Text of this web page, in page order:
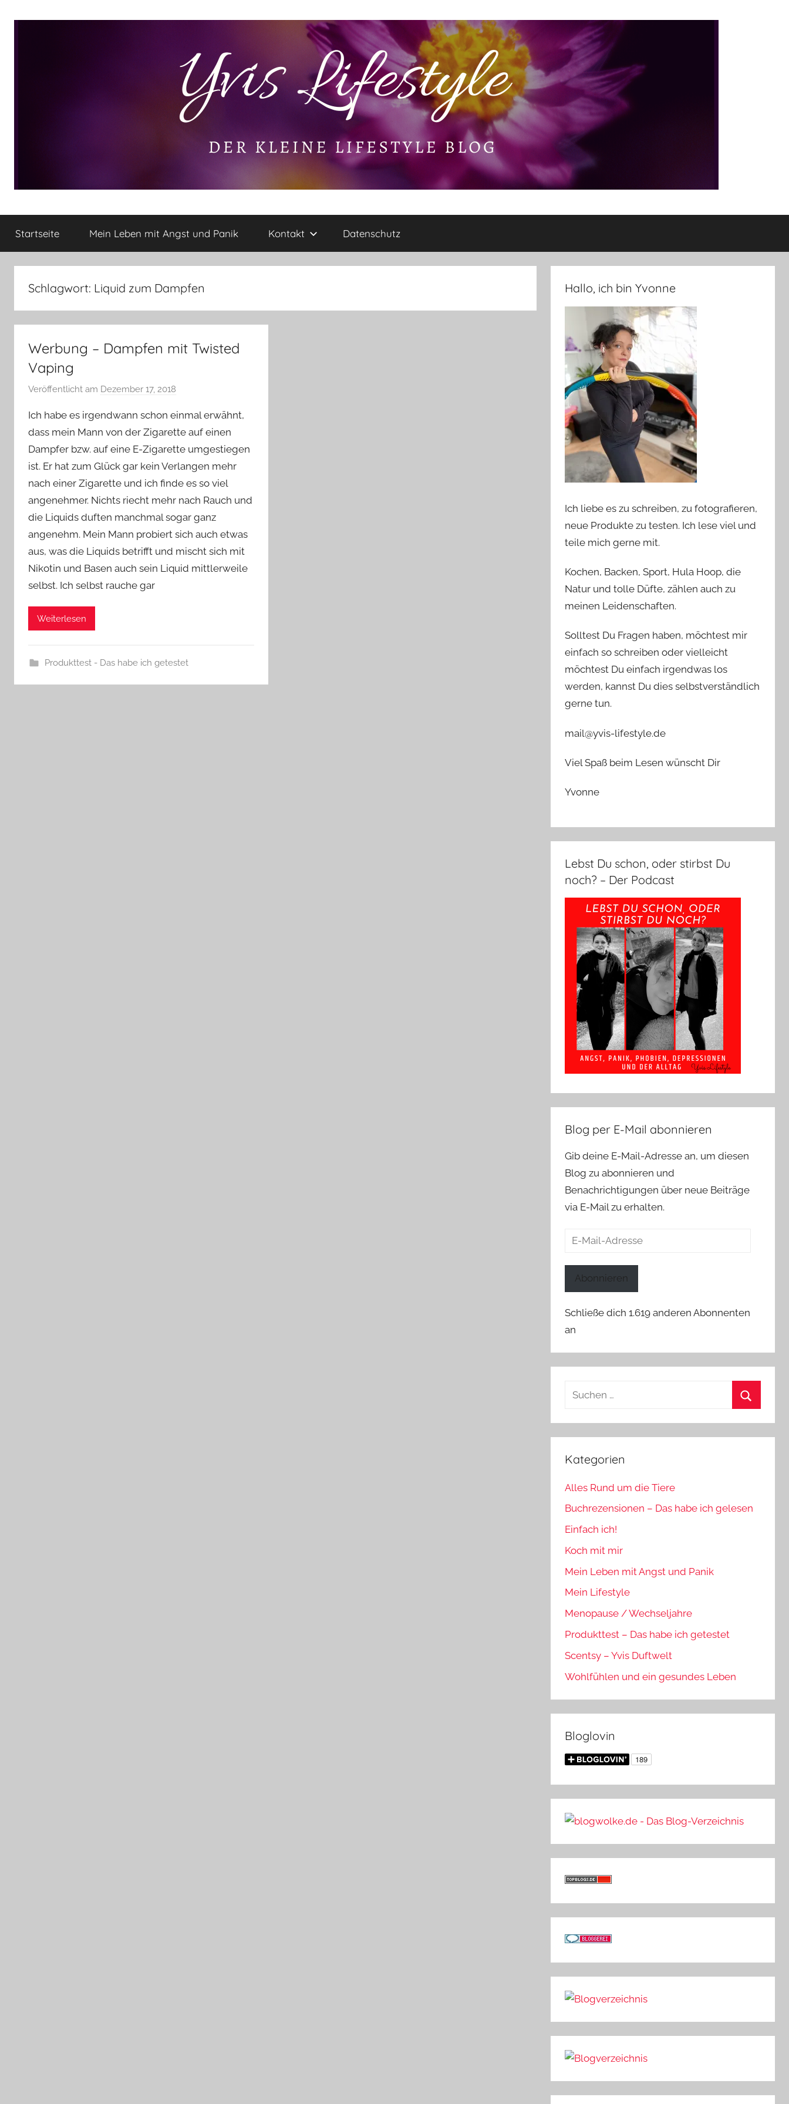
Yvis
Lifestyle
kleine
Lifestyle
Rezensionen,
Produkttests
und
mehr
Startseite Mein Leben mit Angst und Panik Kontakt Datenschutz
Schlagwort: Liquid zum Dampfen
Werbung – Dampfen mit Twisted
Vaping
Veröffentlicht am Dezember 17, 2018
n
Y
v
o
n
n
Ich habe es irgendwann schon einmal erwähnt,
dass mein Mann von der Zigarette auf einen
Dampfer bzw. auf eine E-Zigarette umgestiegen
ist. Er hat zum Glück gar kein Verlangen mehr
nach einer Zigarette und ich finde es so viel
angenehmer. Nichts riecht mehr nach Rauch und
die Liquids duften manchmal sogar ganz
angenehm. Mein Mann probiert sich auch etwas
aus, was die Liquids betrifft und mischt sich mit
Nikotin und Basen auch sein Liquid mittlerweile
selbst. Ich selbst rauche gar
Weiterlesen
Produkttest - Das habe ich getestet
Hallo, ich bin Yvonne
Ich liebe es zu schreiben, zu fotografieren,
neue Produkte zu testen. Ich lese viel und
teile mich gerne mit.
Kochen, Backen, Sport, Hula Hoop, die
Natur und tolle Düfte, zählen auch zu
meinen Leidenschaften.
Solltest Du Fragen haben, möchtest mir
einfach so schreiben oder vielleicht
möchtest Du einfach irgendwas los
werden, kannst Du dies selbstverständlich
gerne tun.
mail@yvis-lifestyle.de
Viel Spaß beim Lesen wünscht Dir
Yvonne
Lebst Du schon, oder stirbst Du
noch? – Der Podcast
Blog per E-Mail abonnieren
Gib deine E-Mail-Adresse an, um diesen
Blog zu abonnieren und
Benachrichtigungen über neue Beiträge
via E-Mail zu erhalten.
E-
Abonnieren
Schließe dich 1.619 anderen Abonnenten
an
Suchen
Kategorien
Alles Rund um die Tiere
Buchrezensionen – Das habe ich gelesen
Einfach ich!
Koch mit mir
Mein Leben mit Angst und Panik
Mein Lifestyle
Menopause / Wechseljahre
Produkttest – Das habe ich getestet
Scentsy – Yvis Duftwelt
Wohlfühlen und ein gesundes Leben
Bloglovin